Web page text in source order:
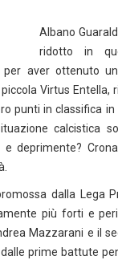
Albano
ridotto in
aver ottenuto
Virtus Entella,
punti in classifica in
calcistica
e deprimente?
dalla Lega
più forti e
Mazzarani e il
dalle prime battute